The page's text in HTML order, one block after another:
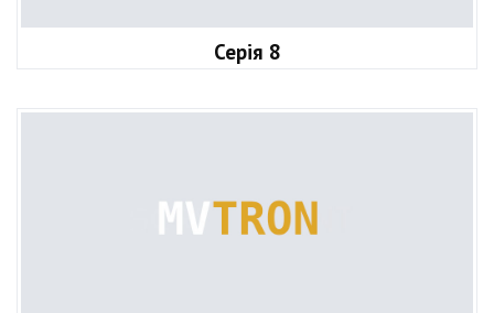
Серія 8